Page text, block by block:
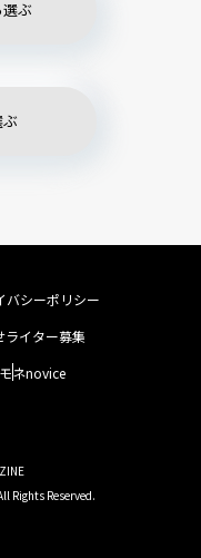
ぶ
バシーポリシー
ライター募集
ネnovice
Rights Reserved.